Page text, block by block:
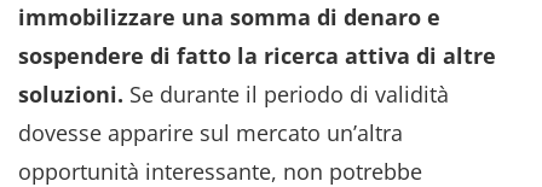
immobilizzare una somma di denaro e
sospendere di fatto la ricerca attiva di altre
soluzioni. Se durante il periodo di validità
dovesse apparire sul mercato un’altra
opportunità interessante, non potrebbe